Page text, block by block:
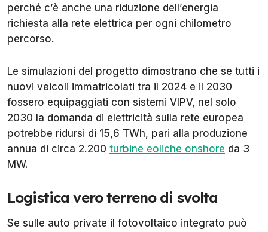
perché c’è anche una riduzione dell’energia
richiesta alla rete elettrica per ogni chilometro
percorso.
Le simulazioni del progetto dimostrano che se tutti i
nuovi veicoli immatricolati tra il 2024 e il 2030
fossero equipaggiati con sistemi VIPV, nel solo
2030 la domanda di elettricità sulla rete europea
potrebbe ridursi di 15,6 TWh, pari alla produzione
annua di circa 2.200 turbine eoliche onshore da 3
MW.
Logistica vero terreno di svolta
Se sulle auto private il fotovoltaico integrato può